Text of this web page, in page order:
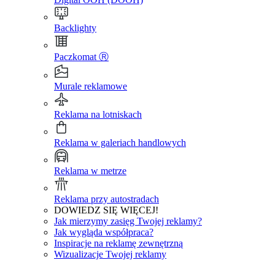
Backlighty
Paczkomat Ⓡ
Murale reklamowe
Reklama na lotniskach
Reklama w galeriach handlowych
Reklama w metrze
Reklama przy autostradach
DOWIEDZ SIĘ WIĘCEJ!
Jak mierzymy zasięg Twojej reklamy?
Jak wygląda współpraca?
Inspiracje na reklamę zewnętrzną
Wizualizacje Twojej reklamy